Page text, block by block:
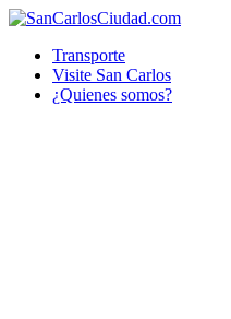
Transporte
Visite San Carlos
¿Quienes somos?